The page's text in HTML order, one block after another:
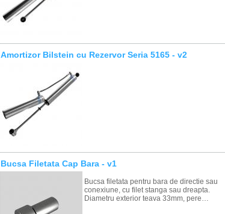
Amortizor Bilstein cu Rezervor Seria 5165 - v2
Bucsa Filetata Cap Bara - v1
Bucsa filetata pentru bara de directie sau
conexiune, cu filet stanga sau dreapta.
Diametru exterior teava 33mm, pere…